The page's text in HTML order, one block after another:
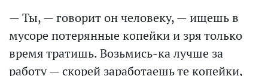
— Ты, — говорит он человеку, — ищешь в
мусоре потерянные копейки и зря только
время тратишь. Возьмись-ка лучше за
работу — скорей заработаешь те копейки,